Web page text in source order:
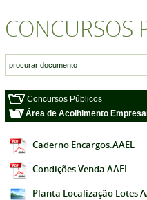
CONCURSOS
Concursos Públicos
Área de Acolhimento
Caderno Encargos.AAEL
Condições Venda AAEL
Planta Localização Lotes